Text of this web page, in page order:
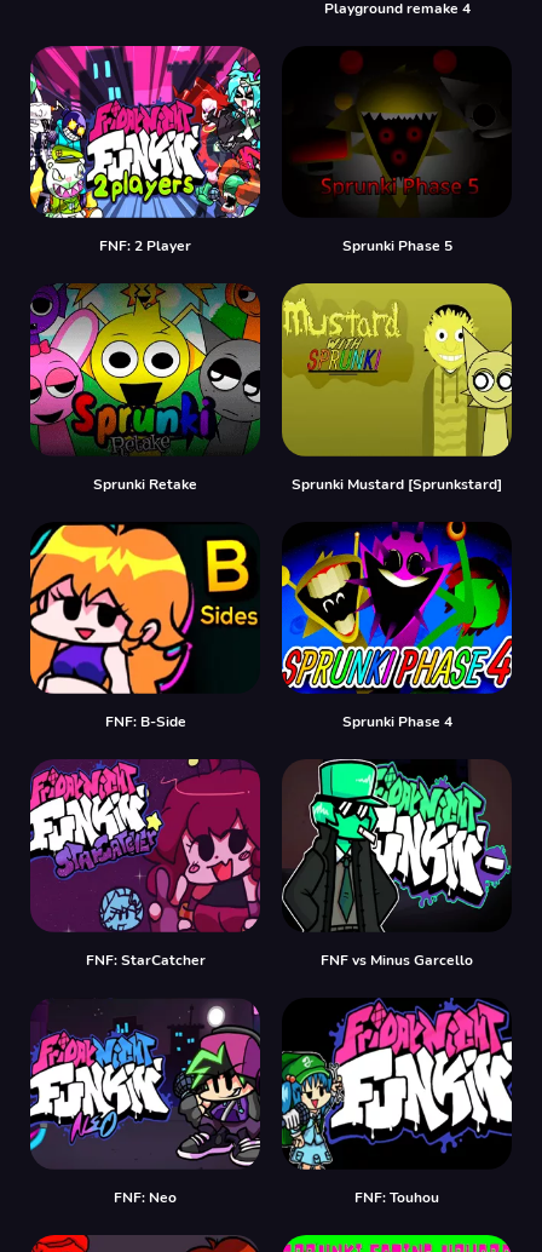
Playground remake 4
FNF: 2 Player Sprunki Phase 5
Sprunki Retake Sprunki Mustard [Sprunkstard]
FNF: B-Side Sprunki Phase 4
FNF: StarCatcher FNF vs Minus Garcello
FNF: Neo FNF: Touhou